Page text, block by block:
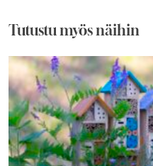
Tutustu myös näihin